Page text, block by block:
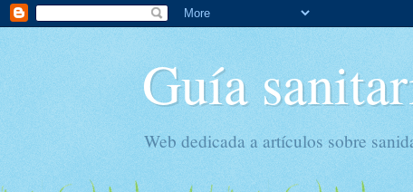
Guía
Web dedicada a artículos sobre